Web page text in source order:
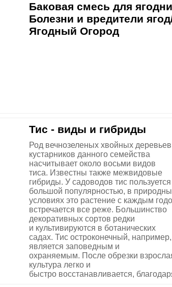
Баковая смесь для
Болезни и вредители
Ягодный Огород
Тис - виды и гибриды
Род вечнозеленых хвойных
кустарников данного семейства
насчитывает около восьми видов
тиса. Известны также межвидовые
гибриды. У садоводов тис пользуется
большой популярностью, в
условиях это растение с каждым
встречается все реже. Большинство
декоративных сортов редки
и культивируются в ботанических
садах. Тис остроконечный, например,
является заповедным и
охраняемым. После обрезки
культура легко и
быстро восстанавливается,